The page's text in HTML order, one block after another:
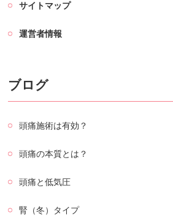
サイトマップ
運営者情報
ブログ
頭痛施術は有効？
頭痛の本質とは？
頭痛と低気圧
腎（冬）タイプ